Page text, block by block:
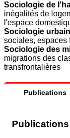
Sociologie de
inégalités de
l'espace
Sociologie
sociales, espaces
Sociologie des
migrations des
transfrontalières
Publications